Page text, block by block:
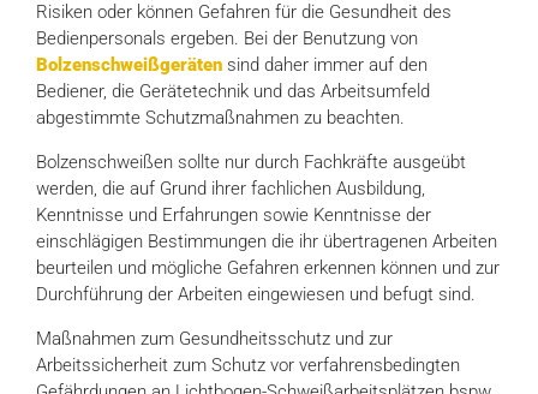
Risiken oder können Gefahren für die Gesundheit des
Bedienpersonals ergeben. Bei der Benutzung von
Bolzenschweißgeräten sind daher immer auf den
Bediener, die Gerätetechnik und das Arbeitsumfeld
abgestimmte Schutzmaßnahmen zu beachten.
Bolzenschweißen sollte nur durch Fachkräfte ausgeübt
werden, die auf Grund ihrer fachlichen Ausbildung,
Kenntnisse und Erfahrungen sowie Kenntnisse der
einschlägigen Bestimmungen die ihr übertragenen Arbeiten
beurteilen und mögliche Gefahren erkennen können und zur
Durchführung der Arbeiten eingewiesen und befugt sind.
Maßnahmen zum Gesundheitsschutz und zur
Arbeitssicherheit zum Schutz vor verfahrensbedingten